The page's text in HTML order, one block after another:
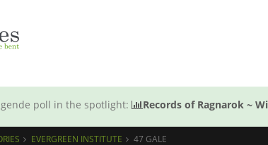
poll in the spotlight: Records of Ragnarok ~
EVERGREEN INSTITUTE 47 GALE